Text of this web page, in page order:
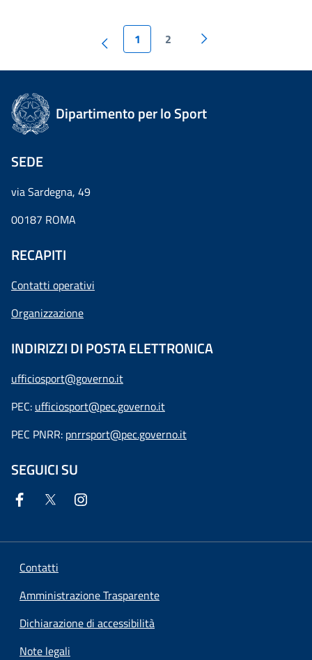
1 2
Dipartimento per lo Sport
SEDE
via Sardegna, 49
00187 ROMA
RECAPITI
Contatti operativi
Organizzazione
INDIRIZZI DI POSTA ELETTRONICA
ufficiosport@governo.it
PEC: ufficiosport@pec.governo.it
PEC PNRR: pnrrsport@pec.governo.it
SEGUICI SU
Contatti
Amministrazione Trasparente
Dichiarazione di accessibilità
Note legali